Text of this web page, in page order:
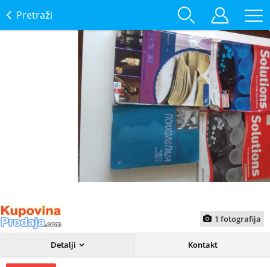
Pretraži
1 fotografija
Detalji Kontakt